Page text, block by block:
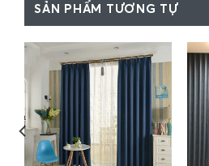
SẢN PHẨM TƯƠNG TỰ